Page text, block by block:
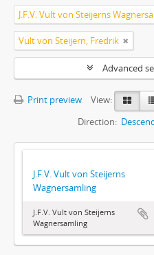
J.F.V. Vult von Steijerns
Vult von Steijern, Fredrik
Advanced
Print preview
View:
Direction:
J.F.V. Vult von Steijerns
Wagnersamling
J.F.V. Vult von Steijerns
Wagnersamling